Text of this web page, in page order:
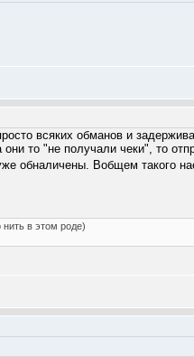
всяких обманов и
то "не получали чеки", то
обналичены. Вобщем такого
нить в этом роде)